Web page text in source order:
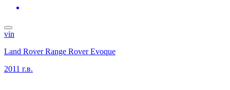
vin
Land Rover Range Rover Evoque
2011 г.в.